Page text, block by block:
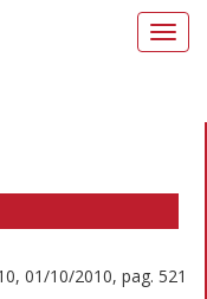
01/10/2010, pag. 521